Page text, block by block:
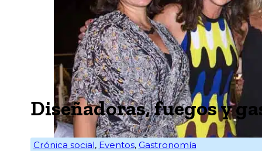
Diseñadoras, fuegos y
Crónica social, Eventos, Gastronomía